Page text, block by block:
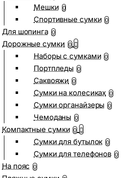
Мешки 0
Спортивные сумки 0
Для шопинга 0
Дорожные сумки 0
Наборы с сумками 0
Портпледы 0
Саквояжи 0
Сумки на колесиках 0
Сумки органайзеры 0
Чемоданы 0
Компактные сумки 0
Сумки для бутылок 0
Сумки для телефонов 0
На пояс 0